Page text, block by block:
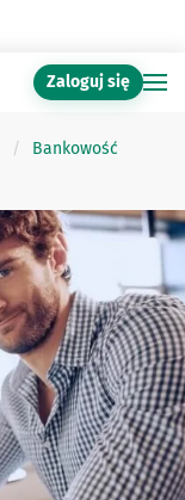
Zaloguj się
Bankowość